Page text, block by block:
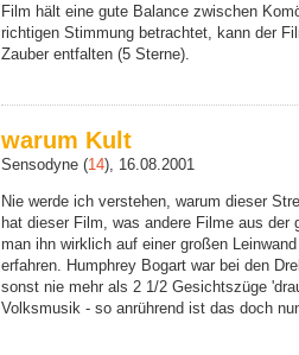
Film hält eine gute Balance zwischen
richtigen Stimmung betrachtet, kann der
Zauber entfalten (5 Sterne).
warum Kult
Sensodyne (14), 16.08.2001
Nie werde ich verstehen, warum dieser
hat dieser Film, was andere Filme aus
man ihn wirklich auf einer großen
erfahren. Humphrey Bogart war bei den
sonst nie mehr als 2 1/2 Gesichtszüge
Volksmusik - so anrührend ist das doch